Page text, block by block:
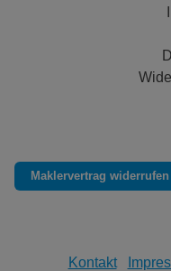
Maklervertrag widerrufen
Kontakt